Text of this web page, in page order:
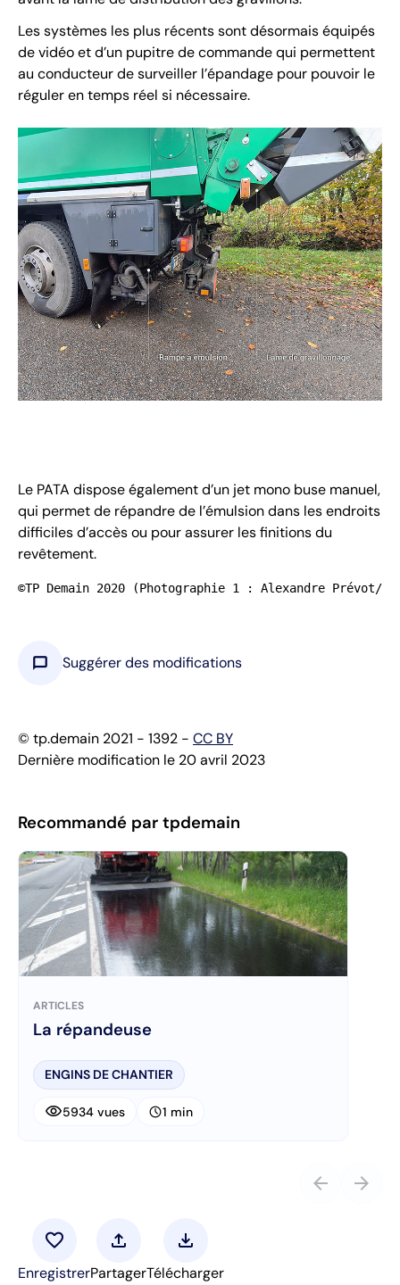
Les systèmes les plus récents sont désormais équipés
de vidéo et d’un pupitre de commande qui permettent
au conducteur de surveiller l’épandage pour pouvoir le
réguler en temps réel si nécessaire.
Le PATA dispose également d’un jet mono buse manuel,
qui permet de répandre de l’émulsion dans les endroits
difficiles d’accès ou pour assurer les finitions du
revêtement.
©TP Demain 2020 (Photographie 1 : Alexandre Prévot/
chat_bubble Suggérer des modifications
© tp.demain 2021 - 1392 - CC BY
Dernière modification le 20 avril 2023
Recommandé par tpdemain
ARTICLES
La répandeuse
ENGINS DE CHANTIER
visibility5934 vues schedule1 min
arrow_back arrow_forward
favorite
Enregistrer
upload
Partager
download
Télécharger